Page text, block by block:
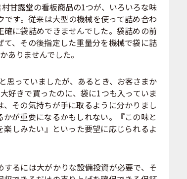
甘露堂の看板商品の1つが、いろいろな味
す。従来は大型の機械を使って詰め合わ
に袋詰めできませんでした。袋詰めの前
、その後指定した重量分を機械で袋に詰
ありませんでした。
っていましたが、あるとき、お客さまか
好きで買ったのに、袋に1つも入っていま
その気持ちが手に取るように分かりまし
が重要になるかもしれない。『この味と
しみたい』といった要望に応じられるよ
るには大がかりな設備投資が必要で、そ